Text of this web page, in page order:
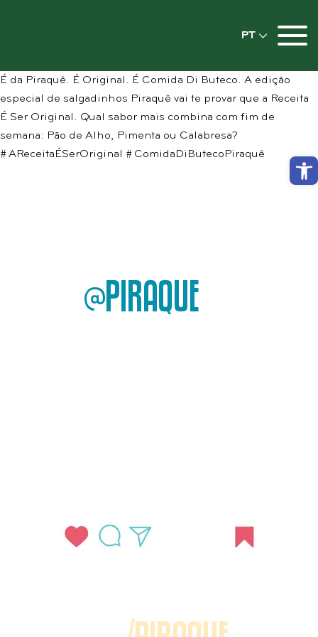
PT
É da Piraquê. É Original. É Comida Di Buteco. A edição
especial de salgadinhos Piraquê vai te provar que a Receita
É Ser Original. Qual sabor mais combina com fim de
semana: Pão de Alho, Pimenta ou Calabresa?
# AReceitaÉSerOriginal # ComidaDiButecoPiraquê
@PIRAQUE